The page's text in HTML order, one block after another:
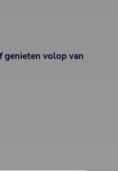
genieten volop van